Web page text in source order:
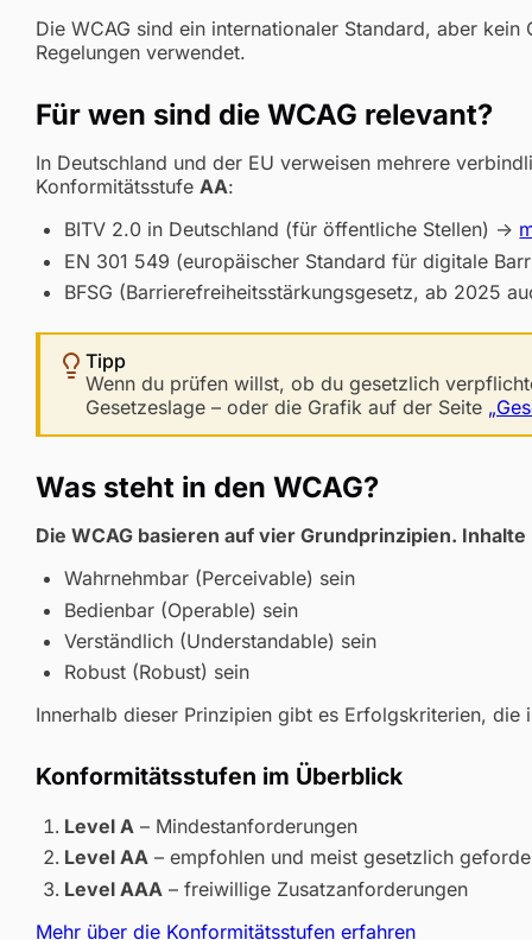
Die WCAG sind ein internationaler Standard, aber
Regelungen verwendet.
Für wen sind die WCAG relevant?
In Deutschland und der EU verweisen mehrere
KonformitätsstufeAA:
BITV 2.0 in Deutschland (für öffentliche Stellen) ->
EN 301 549 (europäischer Standard für digitale
BFSG (Barrierefreiheits­stärkungsgesetz, ab 2025
Tipp
Wenn du prüfen willst, ob du gesetzlich
Gesetzeslage – oder die Grafik auf der Seite
Was steht in den WCAG?
Die WCAG basieren auf vier Grundprinzipien.
Wahrnehmbar (Perceivable) sein
Bedienbar (Operable) sein
Verständlich (Understandable) sein
Robust (Robust) sein
Innerhalb dieser Prinzipien gibt es Erfolgskriterien, die
Konformitätsstufen im Überblick
Level A – Mindestanforderungen
Level AA – empfohlen und meist gesetzlich
Level AAA – freiwillige Zusatzanforderungen
Mehr über die Konformitätsstufen erfahren